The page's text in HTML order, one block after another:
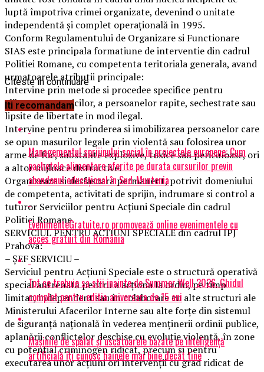
luptă împotriva crimei organizate, devenind o unitate
independentă şi complet operaţională în 1995.
Conform Regulamentului de Organizare si Functionare
SIAS este principala formatiune de interventie din cadrul
Politiei Romane, cu competenta teritoriala generala, avand
urmatoarele atributii principale:
Intervine prin metode si procedee specifice pentru
eliberarea ostaticilor, a persoanelor rapite, sechestrate sau
lipsite de libertate in mod ilegal.
Intervine pentru prinderea si imobilizarea persoanelor care
se opun masurilor legale prin violentă sau folosirea unor
arme de foc, substante explozive, toxice sau periculoase, ori
a altor mijloace distructive.
Organizeaza si desfasoara permanent, potrivit domeniului
de competenta, activitati de sprijin, indrumare si control a
tuturor Serviciilor pentru Acțiuni Speciale din cadrul
Politiei Romane.
SERVICIUL PENTRU ACŢIUNI SPECIALE din cadrul IPJ
Prahova:
– ŞEF SERVICIU –
Serviciul pentru Acţiuni Speciale este o structură operativă
special antrenată pentru a acţiona la ordin, pe timp
limitat, independent sau în colaborare cu alte structuri ale
Ministerului Afacerilor Interne sau alte forţe din sistemul
de siguranţă naţională în vederea menţinerii ordinii publice,
aplanării conflictelor deschise cu evoluţie violentă, în zone
cu potenţial criminogen ridicat, precum şi pentru
executarea unor acţiuni ori intervenţii cu grad ridicat de
Citeste in continuare
Iti recomandam
Managementul sprijinului social în proiectele europene: Cum
pachetele alimentare oferite pe durata cursurilor previn
abandonul educațional în Sud-Muntenia
EvenimenteGratuite.ro promovează online evenimentele cu
acces gratuit din România
Tot ce trebuie sa stii inainte de Summer Well 2026. Ghidul
complet pentru editia aniversara de 15 ani
Mașinile de spălat și uscătoarele bazate pe inteligență
artificială îți cunosc hainele mai bine decât tine